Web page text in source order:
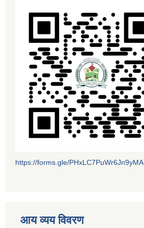
https://forms.gle/PHxLC7PuWr6Jn9yMA
आय व्यय विवरण